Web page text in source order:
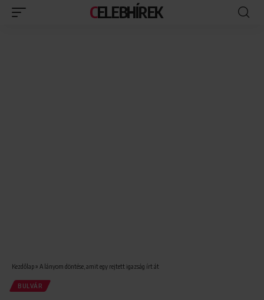
CELEBHÍREK
Kezdőlap» A lányom döntése, amit egy rejtett igazság írt át
BULVÁR